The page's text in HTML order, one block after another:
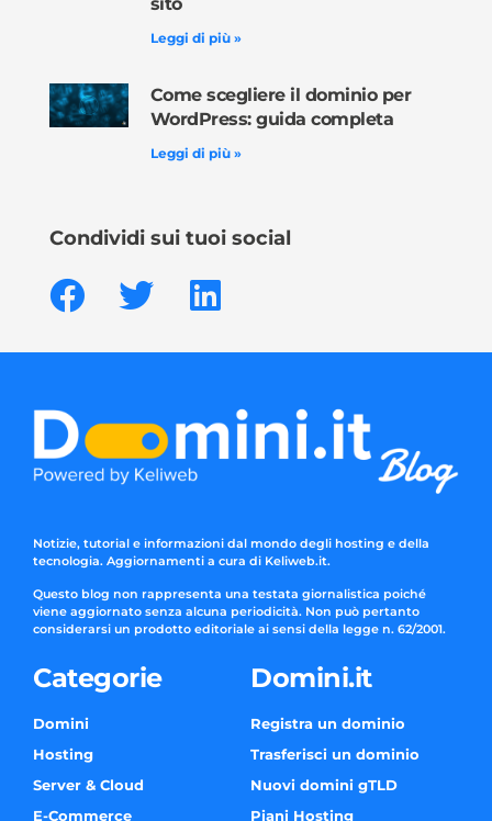
Leggi di più »
Come scegliere il dominio per
WordPress: guida completa
Leggi di più »
Condividi sui tuoi social
Notizie, tutorial e informazioni dal mondo degli hosting e della
tecnologia. Aggiornamenti a cura di Keliweb.it.
Questo blog non rappresenta una testata giornalistica poiché
viene aggiornato senza alcuna periodicità. Non può pertanto
considerarsi un prodotto editoriale ai sensi della legge n. 62/2001.
Categorie
Domini
Hosting
Server & Cloud
E-Commerce
Domini.it
Registra un dominio
Trasferisci un dominio
Nuovi domini gTLD
Piani Hosting